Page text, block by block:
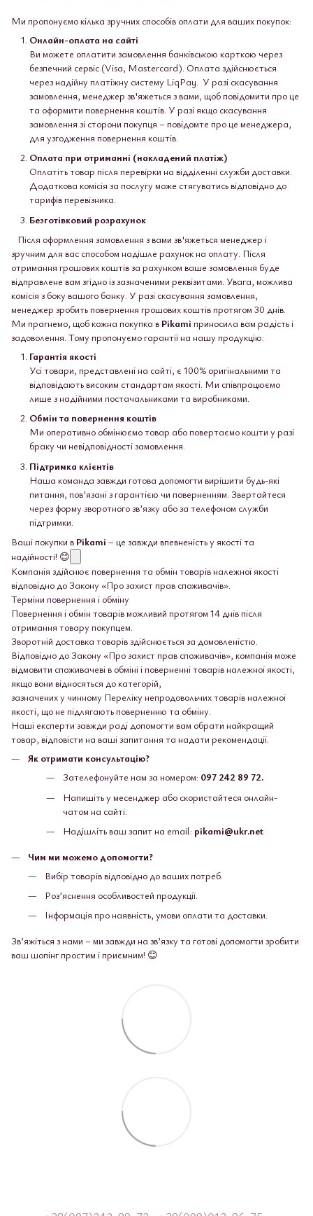
Ми пропонуємо кілька зручних способів оплати для ваших покупок:
Онлайн-оплата на сайті
Ви можете оплатити замовлення банківською карткою через
безпечний сервіс (Visa, Mastercard). Оплата здійснюється
через надійну платіжну систему LiqPay. У разі скасування
замовлення, менеджер зв'яжеться з вами, щоб повідомити про це
та оформити повернення коштів. У разі якщо скасування
замовлення зі сторони покупця – повідомте про це менеджера,
для узгодження повернення коштів.
Оплата при отриманні (накладений платіж)
Оплатіть товар після перевірки на відділенні служби доставки.
Додаткова комісія за послугу може стягуватись відповідно до
тарифів перевізника.
Безготівковий розрахунок
Після оформлення замовлення з вами зв'яжеться менеджер і
зручним для вас способом надішле рахунок на оплату. Після
отримання грошових коштів за рахунком ваше замовлення буде
відправлене вам згідно із зазначеними реквізитами. Увага, можлива
комісія з боку вашого банку. У разі скасування замовлення,
менеджер зробить повернення грошових коштів протягом 30 днів.
Ми прагнемо, щоб кожна покупка в Pikami приносила вам радість і
задоволення. Тому пропонуємо гарантії на нашу продукцію:
Гарантія якості
Усі товари, представлені на сайті, є 100% оригінальними та
відповідають високим стандартам якості. Ми співпрацюємо
лише з надійними постачальниками та виробниками.
Обмін та повернення коштів
Ми оперативно обмінюємо товар або повертаємо кошти у разі
браку чи невідповідності замовлення.
Підтримка клієнтів
Наша команда завжди готова допомогти вирішити будь-які
питання, пов’язані з гарантією чи поверненням. Звертайтеся
через форму зворотного зв’язку або за телефоном служби
підтримки.
Ваші покупки в Pikami – це завжди впевненість у якості та
надійності! 😊
Компанія здійснює повернення та обмін товарів належної якості
відповідно до Закону «Про захист прав споживачів».
Терміни повернення і обміну
Повернення і обмін товарів можливий протягом 14 днів після
отримання товару покупцем.
Зворотній доставка товарів здійснюється за домовленістю.
Відповідно до Закону «Про захист прав споживачів», компанія може
відмовити споживачеві в обміні і поверненні товарів належної якості,
якщо вони відносяться до категорій,
зазначених у чинному Переліку непродовольчих товарів належної
якості, що не підлягають поверненню та обміну.
Наші експерти завжди раді допомогти вам обрати найкращий
товар, відповісти на ваші запитання та надати рекомендації.
Як отримати консультацію?
Зателефонуйте нам за номером: 097 242 89 72.
Напишіть у месенджер або скористайтеся онлайн-
чатом на сайті.
Надішліть ваш запит на email: pikami@ukr.net
Чим ми можемо допомогти?
Вибір товарів відповідно до ваших потреб.
Роз’яснення особливостей продукції.
Інформація про наявність, умови оплати та доставки.
Зв’яжіться з нами – ми завжди на зв’язку та готові допомогти зробити
ваш шопінг простим і приємним! 😊